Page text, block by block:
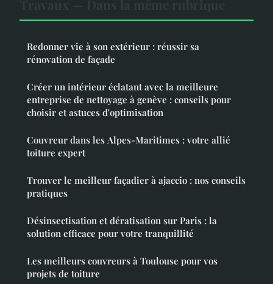
Redonner vie à son extérieur : réussir sa
rénovation de façade
Créer un intérieur éclatant avec la meilleure
entreprise de nettoyage à genève : conseils pour
choisir et astuces d'optimisation
Couvreur dans les Alpes-Maritimes : votre allié
toiture expert
Trouver le meilleur façadier à ajaccio : nos conseils
pratiques
Désinsectisation et dératisation sur Paris : la
solution efficace pour votre tranquillité
Les meilleurs couvreurs à Toulouse pour vos
projets de toiture